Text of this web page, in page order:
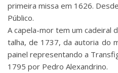
primeira missa em 1626.
Público.
A capela-mor tem um cadeiral
talha, de 1737, da autoria do
painel representando a
1795 por Pedro Alexandrino.